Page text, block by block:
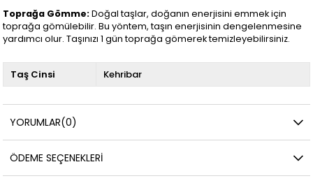
Toprağa Gömme:Doğal taşlar, doğanın enerjisini emmek için
toprağa gömülebilir. Bu yöntem, taşın enerjisinin dengelenmesine
yardımcı olur. Taşınızı 1 gün toprağa gömerek temizleyebilirsiniz.
Taş Cinsi Kehribar
YORUMLAR(0)
ÖDEME SEÇENEKLERI